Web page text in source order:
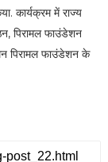
कार्यक्रम में राज्य
पिरामल फाउंडेशन
पिरामल फाउंडेशन के